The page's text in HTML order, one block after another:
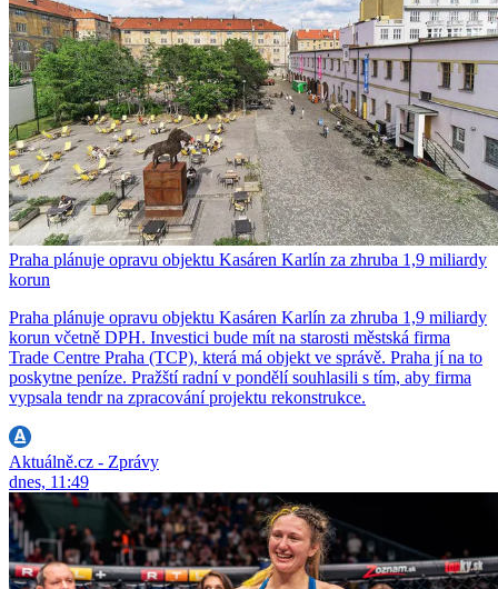
Praha plánuje opravu objektu Kasáren Karlín za zhruba 1,9 miliardy
korun
Praha plánuje opravu objektu Kasáren Karlín za zhruba 1,9 miliardy
korun včetně DPH. Investici bude mít na starosti městská firma
Trade Centre Praha (TCP), která má objekt ve správě. Praha jí na to
poskytne peníze. Pražští radní v pondělí souhlasili s tím, aby firma
vypsala tendr na zpracování projektu rekonstrukce.
Aktuálně.cz - Zprávy
dnes, 11:49